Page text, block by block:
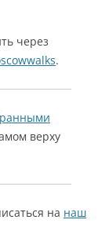
через
.
верху
на наш